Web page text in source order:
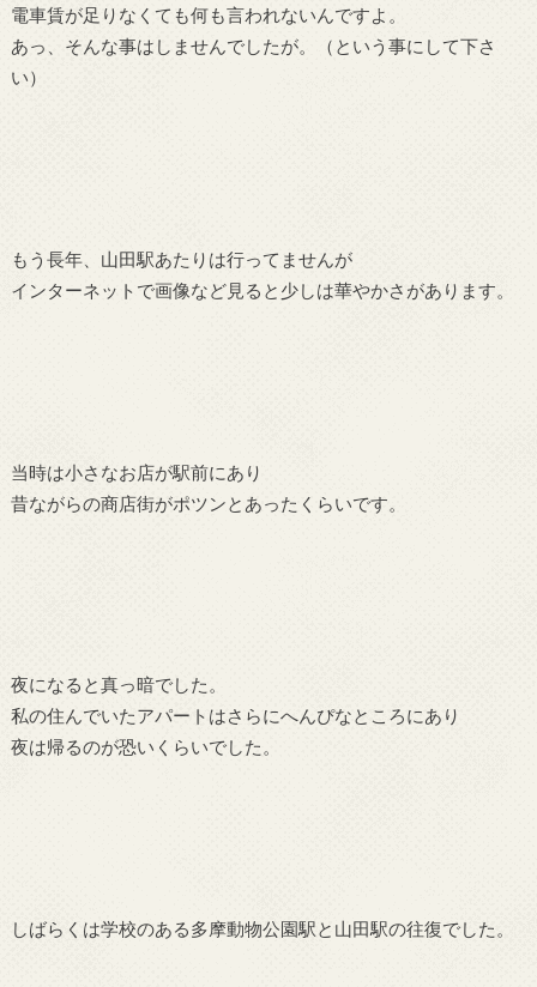
電車賃が足りなくても何も言われないんですよ。
あっ、そんな事はしませんでしたが。（という事にして下さ
い）
もう長年、山田駅あたりは行ってませんが
インターネットで画像など見ると少しは華やかさがあります。
当時は小さなお店が駅前にあり
昔ながらの商店街がポツンとあったくらいです。
夜になると真っ暗でした。
私の住んでいたアパートはさらにへんぴなところにあり
夜は帰るのが恐いくらいでした。
しばらくは学校のある多摩動物公園駅と山田駅の往復でした。